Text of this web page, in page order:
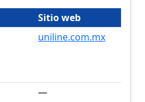
Sitio web
uniline.com.mx
—